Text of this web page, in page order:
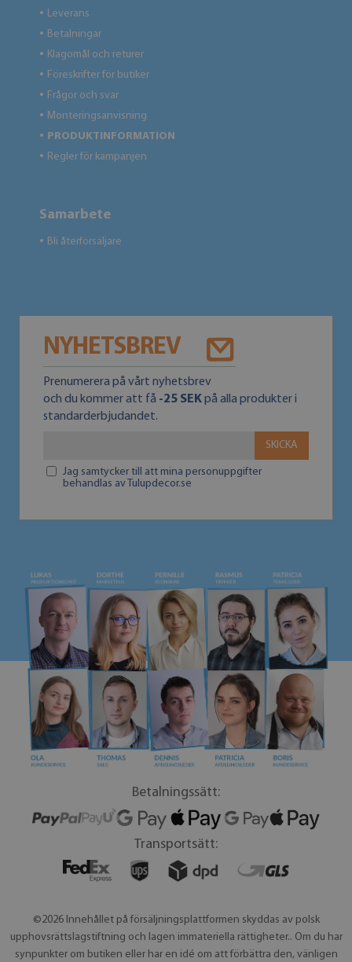
● Leverans
● Betalningar
● Klagomål och returer
● Föreskrifter för butiker
● Frågor och svar
● Monteringsanvisning
● PRODUKTINFORMATION
● Regler för kampanjen
Samarbete
● Bli återförsäljare
NYHETSBREV
Prenumerera på vårt nyhetsbrev
och du kommer att få -25 SEKpå alla produkter i
standarderbjudandet.
SKICKA
Jag samtycker till att mina personuppgifter
behandlas av Tulupdecor.se
Betalningssätt:
Transportsätt:
©2026 Innehållet på försäljningsplattformen skyddas av polsk
upphovsrättslagstiftning och lagen immateriella rättigheter.. Om du har
synpunkter om butiken eller har en idé om att förbättra den, vänligen